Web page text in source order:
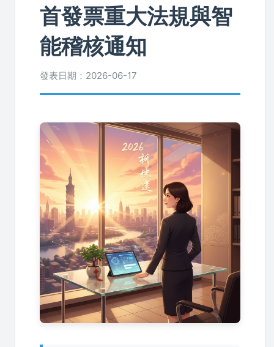
首發票重大法規與智
能稽核通知
發表日期： 2026-06-17